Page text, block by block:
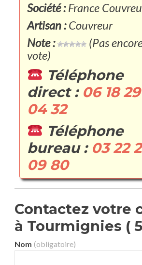
Société :France
Artisan :Couvreur
Note :
(Pas
vote)
Téléphone
direct : 06 18 29
04 32
Téléphone
bureau : 03 22
09 80
Contactez votre
à Tourmignies (
Nom (obligatoire)